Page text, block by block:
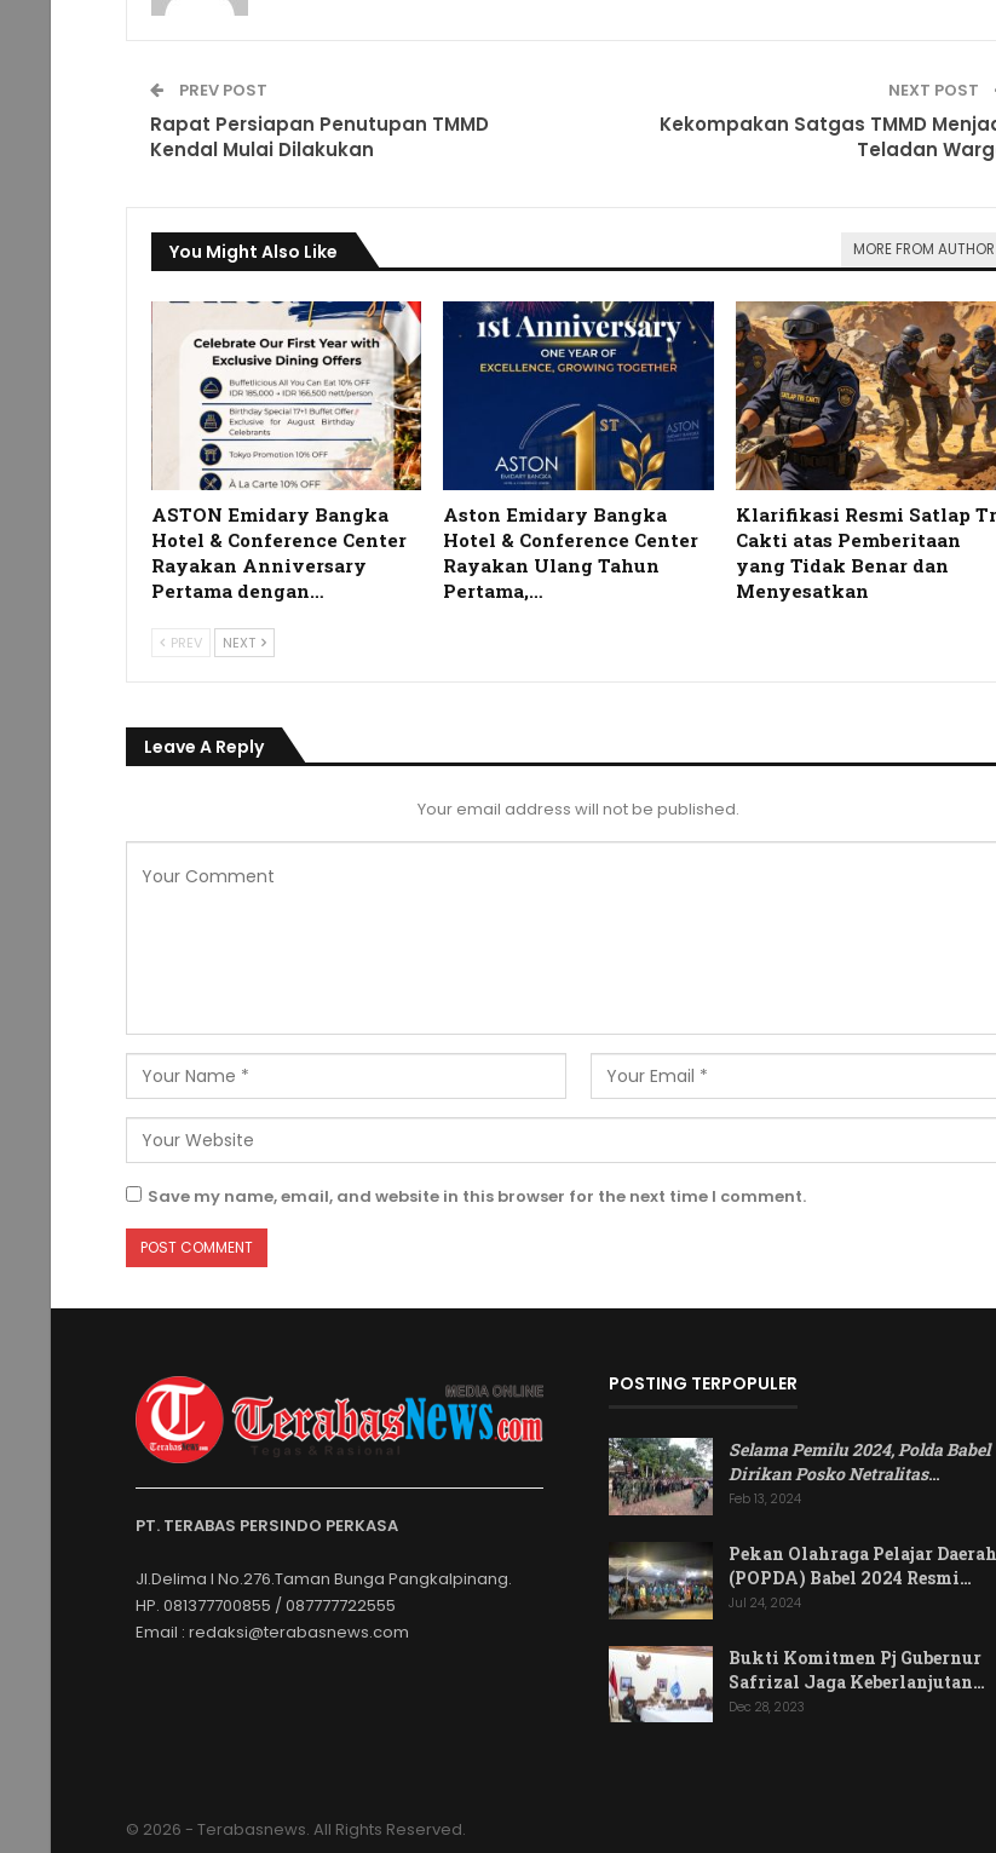
PREV POST
Rapat Persiapan Penutupan TMMD
Kendal Mulai Dilakukan
NEXT POST
Kekompakan Satgas TMMD
Teladan
You Might Also Like MORE FROM AUTHOR
ASTON Emidary Bangka
Hotel & Conference Center
Rayakan Anniversary
Pertama dengan…
Aston Emidary Bangka
Hotel & Conference Center
Rayakan Ulang Tahun
Pertama,…
Klarifikasi Resmi Satlap
Cakti atas Pemberitaan
yang Tidak Benar dan
Menyesatkan
PREV NEXT
Leave A Reply
Your email address will not be published.
Save my name, email, and website in this browser for the next time I comment.
PT. TERABAS PERSINDO PERKASA
Jl.Delima I No.276.Taman Bunga Pangkalpinang.
HP. 081377700855 / 087777722555
Email : redaksi@terabasnews.com
POSTING TERPOPULER
Selama Pemilu 2024, Polda Babel
Dirikan Posko Netralitas…
Feb 13, 2024
Pekan Olahraga Pelajar Daerah
(POPDA) Babel 2024 Resmi…
Jul 24, 2024
Bukti Komitmen Pj Gubernur
Safrizal Jaga Keberlanjutan…
Dec 28, 2023
© 2026 - Terabasnews. All Rights Reserved.